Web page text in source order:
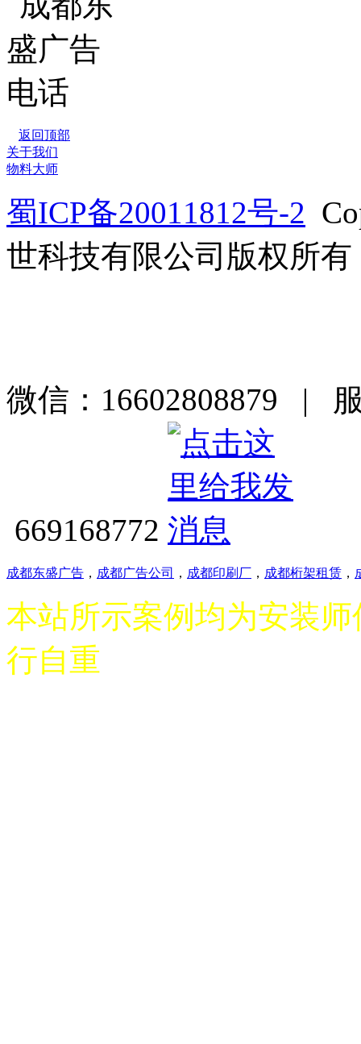
返回顶部
关于我们
物料大师
蜀ICP备20011812号-2
世科技有限公司版权所有
微信：16602808879 |
669168772
成都东盛广告 ， 成都广告公司 ， 成都印刷厂 ， 成都桁架租赁 ，
本站所示案例均为安装
行自重